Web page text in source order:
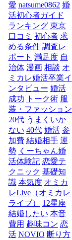
愛 natsume0862 婚
活初心者ガイド
ランキング 東京
口コミ 初心者 求
める条件 調査レ
ポート 満足度 自
治体 漫画 相談 オ
ミカレ婚活卒業イ
ンタビュー 婚活
成功
トーク術 服
装・ファッション
20代 うまくいか
ない 40代 婚活 参
加費 結婚相手 運
勢 くーちゃん婚
活体験記 恋愛テ
クニック 基礎知
識 本気度 オミカ
レLive（オミカレ
ライブ）
12星座
結婚したい 本音
費用 趣味コン 恋
活 NOVIO 断り方